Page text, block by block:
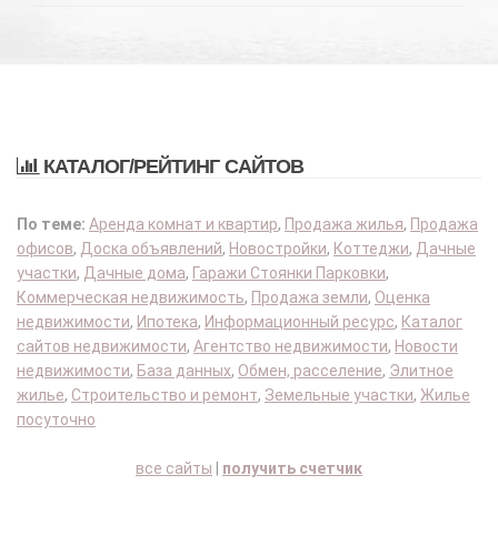
КАТАЛОГ/РЕЙТИНГ САЙТОВ
По теме: Аренда комнат и квартир, Продажа жилья, Продажа
офисов, Доска объявлений, Новостройки, Коттеджи, Дачные
участки, Дачные дома, Гаражи Стоянки Парковки,
Коммерческая недвижимость, Продажа земли, Оценка
недвижимости, Ипотека, Информационный ресурс, Каталог
сайтов недвижимости, Агентство недвижимости, Новости
недвижимости, База данных, Обмен, расселение, Элитное
жилье, Строительство и ремонт, Земельные участки, Жилье
посуточно
все сайты получить счетчик